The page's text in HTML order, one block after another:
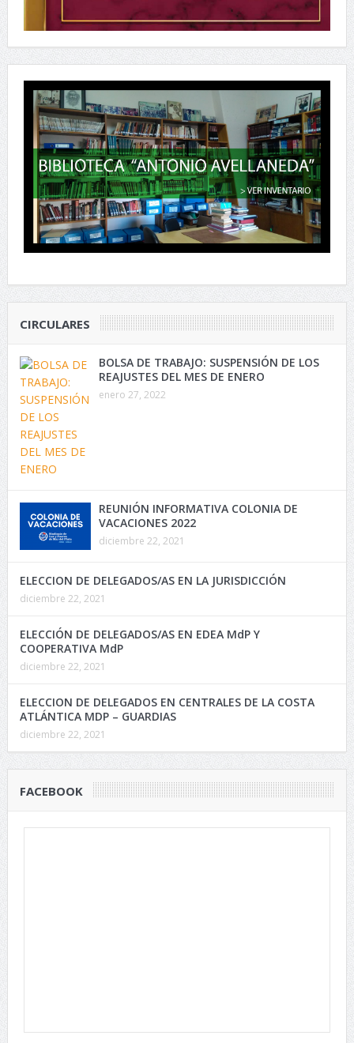
CIRCULARES
BOLSA DE TRABAJO: SUSPENSIÓN DE LOS
REAJUSTES DEL MES DE ENERO
enero 27, 2022
REUNIÓN INFORMATIVA COLONIA DE
VACACIONES 2022
diciembre 22, 2021
ELECCION DE DELEGADOS/AS EN LA JURISDICCIÓN
diciembre 22, 2021
ELECCIÓN DE DELEGADOS/AS EN EDEA MdP Y
COOPERATIVA MdP
diciembre 22, 2021
ELECCION DE DELEGADOS EN CENTRALES DE LA COSTA
ATLÁNTICA MDP – GUARDIAS
diciembre 22, 2021
FACEBOOK